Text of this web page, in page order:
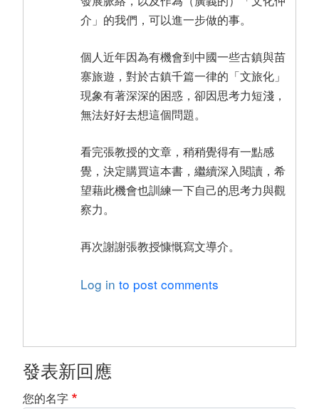
介」的我們，可以進一步做的事。
個人近年因為有機會到中國一些古鎮與苗
寨旅遊，對於古鎮千篇一律的「文旅化」
現象有著深深的困惑，卻因思考力短淺，
無法好好去想這個問題。
看完張教授的文章，稍稍覺得有一點感
覺，決定購買這本書，繼續深入閱讀，希
望藉此機會也訓練一下自己的思考力與觀
察力。
再次謝謝張教授慷慨寫文導介。
Log in to post comments
發表新回應
您的名字